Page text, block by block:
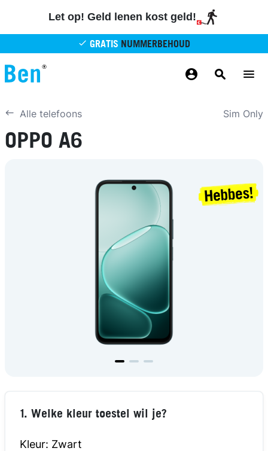
Let op! Geld lenen kost geld!
GRATISNUMMERBEHOUD
Alle telefoons Sim Only
OPPO A6
1. Welke kleur toestel wil je?
Kleur: Zwart